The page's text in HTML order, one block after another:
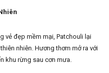
vẻ đẹp mềm mại, Patchouli lại
nhiên. Hương thơm mở ra với
khu rừng sau cơn mưa.